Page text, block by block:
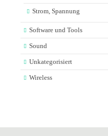
Strom, Spannung
Software und Tools
Sound
Unkategorisiert
Wireless